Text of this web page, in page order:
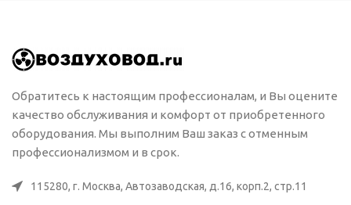
Обратитесь к настоящим профессионалам, и Вы оцените
качество обслуживания и комфорт от приобретенного
оборудования. Мы выполним Ваш заказ с отменным
профессионализмом и в срок.
115280, г. Москва, Автозаводская, д.16, корп.2, стр.11